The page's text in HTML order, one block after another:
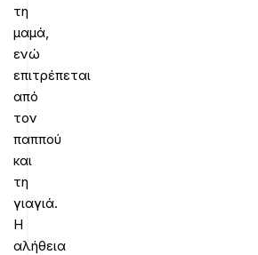
τη
μαμά,
ενώ
επιτρέπεται
από
τον
παππού
και
τη
γιαγιά.
Η
αλήθεια